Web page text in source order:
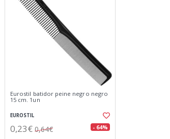
Eurostil batidor peine negro negro
15 cm. 1un
EUROSTIL
0,23€ 0,64€ - 64%